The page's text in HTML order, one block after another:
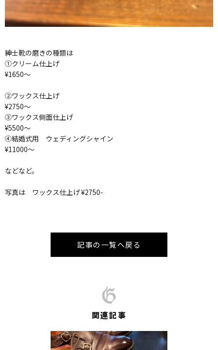
紳士靴の磨きの種類は
①クリーム仕上げ
¥1650〜
②ワックス仕上げ
¥2750〜
③ワックス側面仕上げ
¥5500〜
④結婚式用 ウェディングシャイン
¥11000〜
などなど。
写真は ワックス仕上げ ¥2750-
記事の一覧へ戻る
関連記事